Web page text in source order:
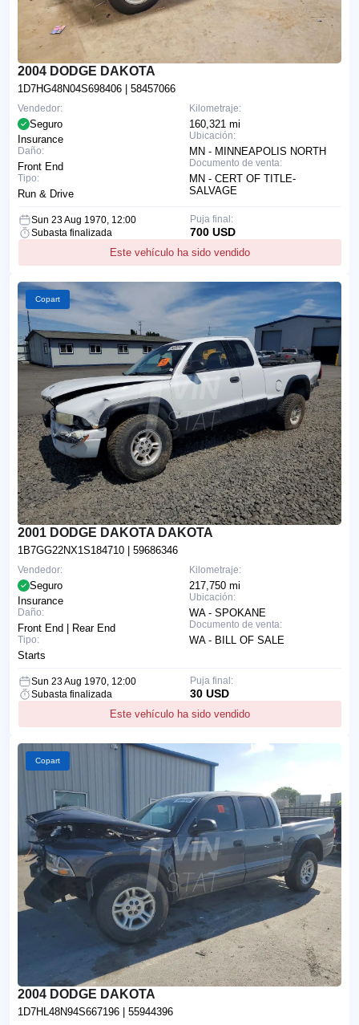
2004 DODGE DAKOTA
1D7HG48N04S698406 | 58457066
Kilometraje:
160,321 mi
Ubicación:
MN - MINNEAPOLIS NORTH
Documento de venta:
MN - CERT OF TITLE-
SALVAGE
Vendedor:
Seguro
Insurance
Daño:
Front End
Tipo:
Run & Drive
Sun 23 Aug 1970, 12:00
Subasta finalizada
Este vehículo ha sido vendido
Puja final:
700 USD
Copart
2001 DODGE DAKOTA DAKOTA
1B7GG22NX1S184710 | 59686346
Kilometraje:
217,750 mi
Ubicación:
WA - SPOKANE
Documento de venta:
WA - BILL OF SALE
Vendedor:
Seguro
Insurance
Daño:
Front End | Rear End
Tipo:
Starts
Sun 23 Aug 1970, 12:00
Subasta finalizada
Este vehículo ha sido vendido
Puja final:
30 USD
Copart
2004 DODGE DAKOTA
1D7HL48N94S667196 | 55944396